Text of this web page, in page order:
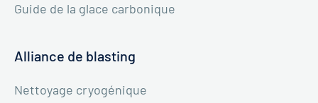
Guide de la glace carbonique
Alliance de blasting
Nettoyage cryogénique